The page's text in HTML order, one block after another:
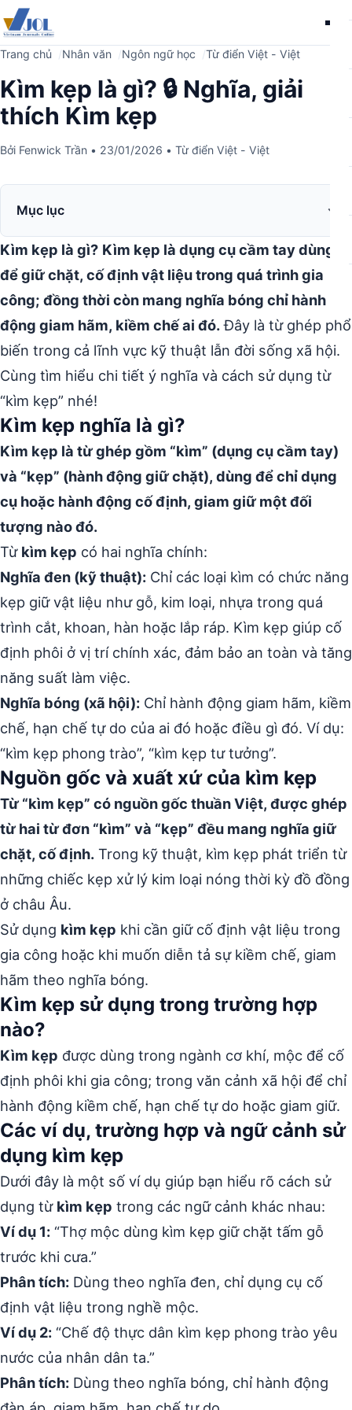
Trang chủ Nhân văn Ngôn ngữ học Từ điển Việt - Việt
Kìm kẹp là gì? 🔒 Nghĩa, giải
thích Kìm kẹp
Bởi Fenwick Trần • 23/01/2026 • Từ điển Việt - Việt
Mục lục
Kìm kẹp là gì? Kìm kẹp là dụng cụ cầm tay dùng
để giữ chặt, cố định vật liệu trong quá trình gia
công; đồng thời còn mang nghĩa bóng chỉ hành
động giam hãm, kiềm chế ai đó.Đây là từ ghép phổ
biến trong cả lĩnh vực kỹ thuật lẫn đời sống xã hội.
Cùng tìm hiểu chi tiết ý nghĩa và cách sử dụng từ
“kìm kẹp” nhé!
Kìm kẹp nghĩa là gì?
Kìm kẹp là từ ghép gồm “kìm” (dụng cụ cầm tay)
và “kẹp” (hành động giữ chặt), dùng để chỉ dụng
cụ hoặc hành động cố định, giam giữ một đối
tượng nào đó.
Từ kìm kẹp có hai nghĩa chính:
Nghĩa đen (kỹ thuật): Chỉ các loại kìm có chức năng
kẹp giữ vật liệu như gỗ, kim loại, nhựa trong quá
trình cắt, khoan, hàn hoặc lắp ráp. Kìm kẹp giúp cố
định phôi ở vị trí chính xác, đảm bảo an toàn và tăng
năng suất làm việc.
Nghĩa bóng (xã hội): Chỉ hành động giam hãm, kiềm
chế, hạn chế tự do của ai đó hoặc điều gì đó. Ví dụ:
“kìm kẹp phong trào”, “kìm kẹp tư tưởng”.
Nguồn gốc và xuất xứ của kìm kẹp
Từ “kìm kẹp” có nguồn gốc thuần Việt, được ghép
từ hai từ đơn “kìm” và “kẹp” đều mang nghĩa giữ
chặt, cố định. Trong kỹ thuật, kìm kẹp phát triển từ
những chiếc kẹp xử lý kim loại nóng thời kỳ đồ đồng
ở châu Âu.
Sử dụng kìm kẹp khi cần giữ cố định vật liệu trong
gia công hoặc khi muốn diễn tả sự kiềm chế, giam
hãm theo nghĩa bóng.
Kìm kẹp sử dụng trong trường hợp
nào?
Kìm kẹp được dùng trong ngành cơ khí, mộc để cố
định phôi khi gia công; trong văn cảnh xã hội để chỉ
hành động kiềm chế, hạn chế tự do hoặc giam giữ.
Các ví dụ, trường hợp và ngữ cảnh sử
dụng kìm kẹp
Dưới đây là một số ví dụ giúp bạn hiểu rõ cách sử
dụng từ kìm kẹp trong các ngữ cảnh khác nhau:
Ví dụ 1: “Thợ mộc dùng kìm kẹp giữ chặt tấm gỗ
trước khi cưa.”
Phân tích: Dùng theo nghĩa đen, chỉ dụng cụ cố
định vật liệu trong nghề mộc.
Ví dụ 2: “Chế độ thực dân kìm kẹp phong trào yêu
nước của nhân dân ta.”
Phân tích: Dùng theo nghĩa bóng, chỉ hành động